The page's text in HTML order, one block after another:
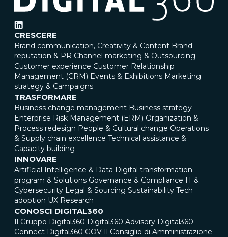
CRESCERE
Brand communication, Creativity & Content Brand
reputation & PR Channel marketing & Outsourcing
Customer experience Customer Relationship
Management (CRM) Events & Exhibitions Marketing
strategy & Campaigns
TRASFORMARE
Business change management Business strategy
Enterprise Risk Management (ERM) Organization &
Process redesign People & Cultural change Operations
& Supply chain excellence Technical assistance &
Capacity building
INNOVARE
Artificial Intelligence & Data Digital transformation
program & Solutions Governance & Compliance IT &
Cybersecurity Legal & Sourcing Sustainability Tech
adoption UX Research
CONOSCI DIGITAL360
Il Gruppo Digital360 Digital360 Advisory Digital360
Connect Digital360 GOV Il Consiglio di Amministrazione